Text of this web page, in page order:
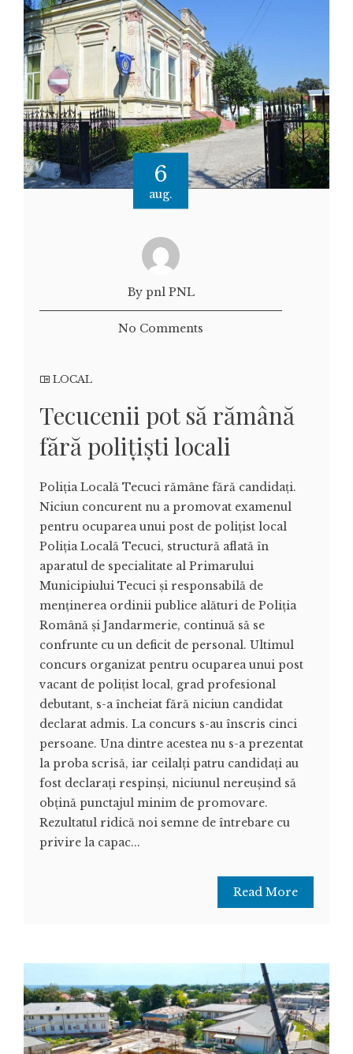
6
aug.
By pnl PNL
No Comments
LOCAL
Tecucenii pot să rămână
fără polițiști locali
Poliția Locală Tecuci rămâne fără candidați.
Niciun concurent nu a promovat examenul
pentru ocuparea unui post de polițist local
Poliția Locală Tecuci, structură aflată în
aparatul de specialitate al Primarului
Municipiului Tecuci și responsabilă de
menținerea ordinii publice alături de Poliția
Română și Jandarmerie, continuă să se
confrunte cu un deficit de personal. Ultimul
concurs organizat pentru ocuparea unui post
vacant de polițist local, grad profesional
debutant, s-a încheiat fără niciun candidat
declarat admis. La concurs s-au înscris cinci
persoane. Una dintre acestea nu s-a prezentat
la proba scrisă, iar ceilalți patru candidați au
fost declarați respinși, niciunul nereușind să
obțină punctajul minim de promovare.
Rezultatul ridică noi semne de întrebare cu
privire la capac...
Read More